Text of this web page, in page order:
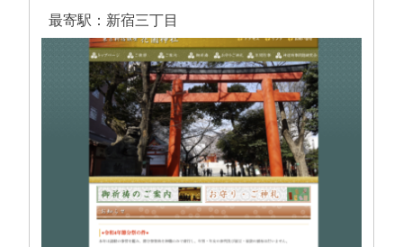
最寄駅：新宿三丁目